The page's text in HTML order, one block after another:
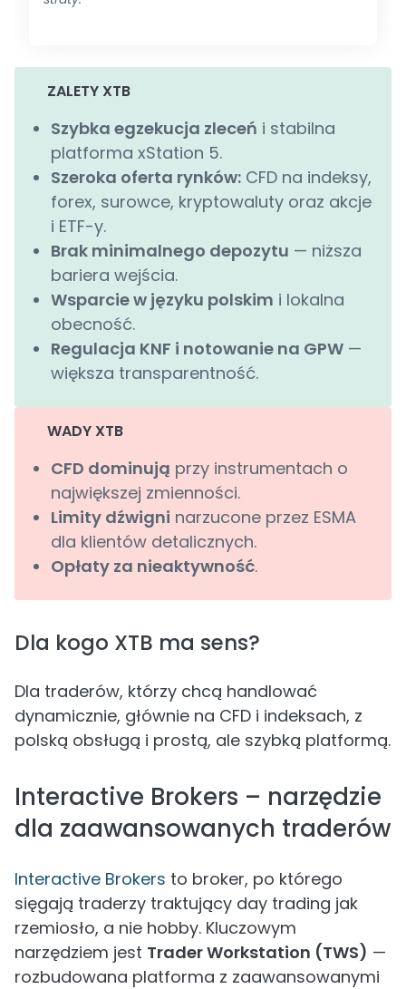
ZALETY XTB
Szybka egzekucja zleceń i stabilna
platforma xStation 5.
Szeroka oferta rynków: CFD na indeksy,
forex, surowce, kryptowaluty oraz akcje
i ETF-y.
Brak minimalnego depozytu — niższa
bariera wejścia.
Wsparcie w języku polskim i lokalna
obecność.
Regulacja KNF i notowanie na GPW —
większa transparentność.
WADY XTB
CFD dominują przy instrumentach o
największej zmienności.
Limity dźwigni narzucone przez ESMA
dla klientów detalicznych.
Opłaty za nieaktywność.
Dla kogo XTB ma sens?
Dla traderów, którzy chcą handlować
dynamicznie, głównie na CFD i indeksach, z
polską obsługą i prostą, ale szybką platformą.
Interactive Brokers – narzędzie
dla zaawansowanych traderów
Interactive Brokers to broker, po którego
sięgają traderzy traktujący day trading jak
rzemiosło, a nie hobby. Kluczowym
narzędziem jest Trader Workstation (TWS) —
rozbudowana platforma z zaawansowanymi